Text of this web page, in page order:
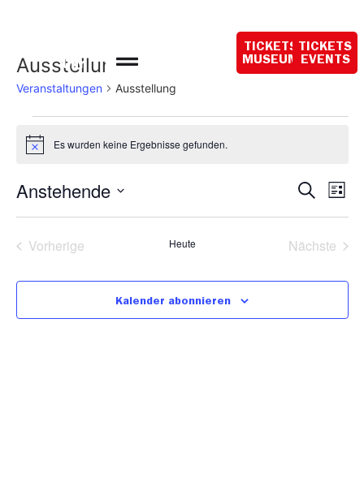
Uhr
TICKETS
MUSEUM
TICKETS
EVENTS
Ausstellung
Veranstaltungen Ausstellung
HinweisEs wurden keine Ergebnisse gefunden.
und
Suche
Liste
Anstehende
wählen.
VorherigeVeranstaltungenHeute Nächste
Kalender abonnieren